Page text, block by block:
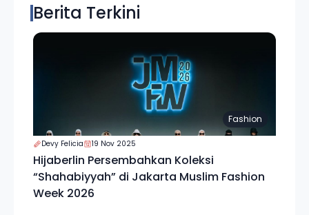
Berita Terkini
Fashion
Devy Felicia 19 Nov 2025
Hijaberlin Persembahkan Koleksi
“Shahabiyyah” di Jakarta Muslim Fashion
Week 2026